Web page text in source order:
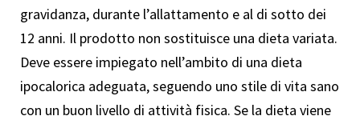
gravidanza, durante l’allattamento e al di sotto dei
12 anni. Il prodotto non sostituisce una dieta variata.
Deve essere impiegato nell’ambito di una dieta
ipocalorica adeguata, seguendo uno stile di vita sano
con un buon livello di attività fisica. Se la dieta viene